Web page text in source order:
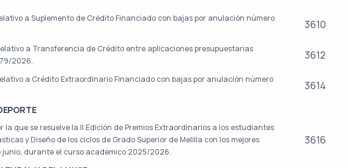
a Suplemento de Crédito Financiado con bajas por anulación número
3610
a Transferencia de Crédito entre aplicaciones presupuestarias
2026.
3612
a Crédito Extraordinario Financiado con bajas por anulación número
3614
la que se resuelve la II Edición de Premios Extraordinarios a los estudiantes
y Diseño de los ciclos de Grado Superior de Melilla con los mejores
durante el curso académico 2025/2026.
3616